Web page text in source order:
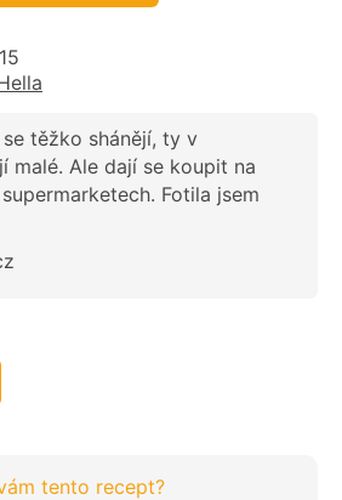
těžko shánějí, ty v
malé. Ale dají se koupit na
Fotila jsem
tento recept?